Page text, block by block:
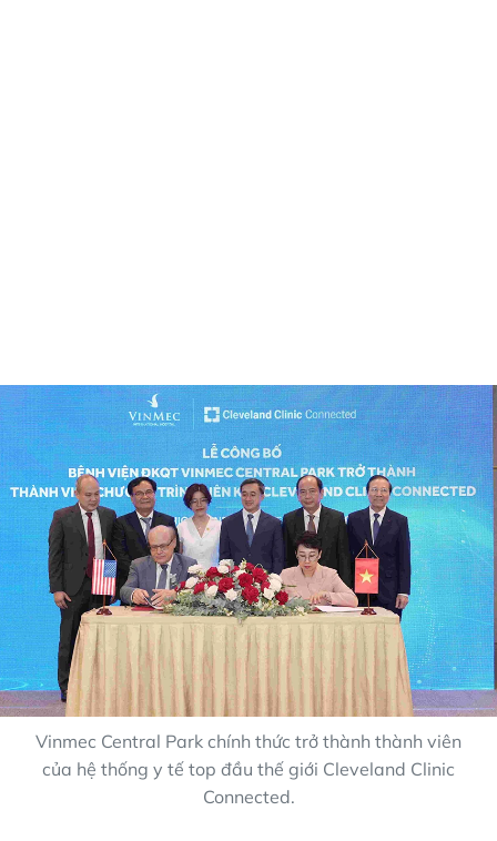
Vinmec Central Park chính thức trở thành thành viên
của hệ thống y tế top đầu thế giới Cleveland Clinic
Connected.